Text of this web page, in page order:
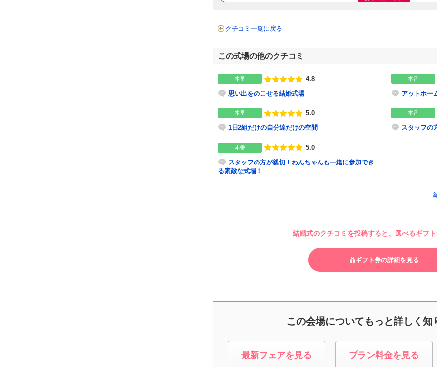
クチコミ一覧に戻る
この式場の他のクチコミ
本番 点数
4.8
思い出をのこせる結婚式場
本番
アットホー
本番 点数
5.0
1日2組だけの自分達だけの空間
本番
スタッフの
本番 点数
5.0
スタッフの方が親切！わんちゃんも一緒に参加でき
る素敵な式場！
結婚式のクチコミを投稿すると、選べるギフ
ギフト券の詳細を見る
この会場についてもっと詳しく知
最新フェアを見る プラン料金を見る